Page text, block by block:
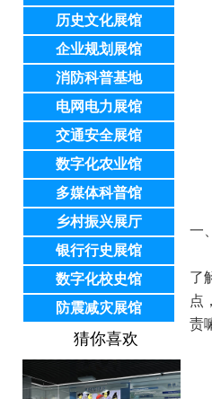
历史文化展馆
企业规划展馆
消防科普基地
电网电力展馆
交通安全展馆
数字化农业馆
多媒体科普馆
乡村振兴展厅
银行行史展馆
数字化校史馆
防震减灾展馆
猜你喜欢
一
了
点
责